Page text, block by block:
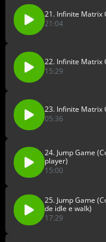
21. Infinite Matrix
21:04
22. Infinite Matrix
15:29
23. Infinite Matrix
05:36
24. Jump Game
player)
15:00
25. Jump Game
de idle e walk)
17:29